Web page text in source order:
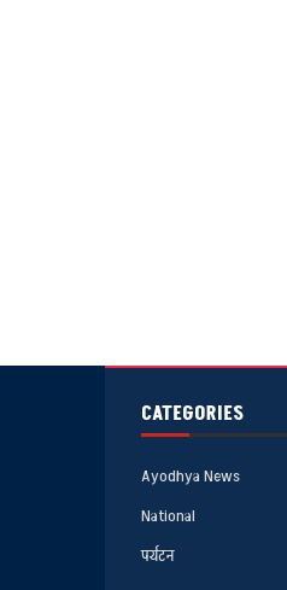
CATEGORIES
Ayodhya News
National
पर्यटन